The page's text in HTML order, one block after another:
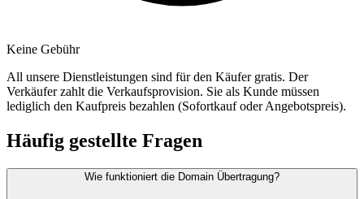
Keine Gebühr
All unsere Dienstleistungen sind für den Käufer gratis. Der
Verkäufer zahlt die Verkaufsprovision. Sie als Kunde müssen
lediglich den Kaufpreis bezahlen (Sofortkauf oder Angebotspreis).
Häufig gestellte Fragen
Wie funktioniert die Domain Übertragung?